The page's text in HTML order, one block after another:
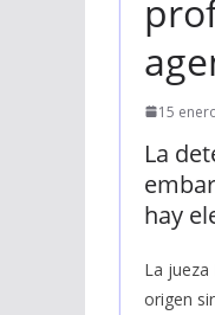
15
La
hay
La jueza
origen